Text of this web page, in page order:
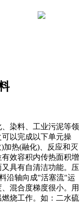
染料、工业污泥等领
以完成以下单元操
加热(融化)、反应和灭
效容积内传热面积增
具有自清洁功能。压
沿轴向成"活塞流"运
混合度梯度很小。用
烧工作。如：二水硫